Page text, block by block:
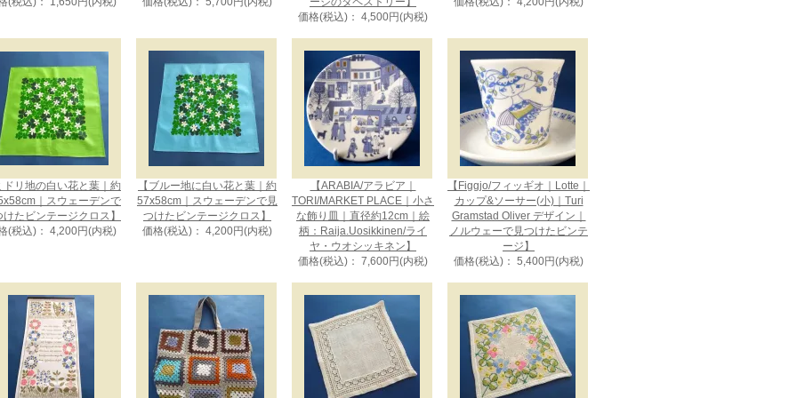
価格(税込)： 4,500円(内税)
ドリ地の白い花と葉｜約
｜スウェーデンで
けたビンテージクロス】
(税込)： 4,200円(内税)
【ブルー地に白い花と葉｜約
57x58cm｜スウェーデンで見
つけたビンテージクロス】
価格(税込)： 4,200円(内税)
【ARABIA/アラビア｜
TORI/MARKET PLACE｜小さ
な飾り皿｜直径約12cm｜絵
柄：Raija.Uosikkinen/ライ
ヤ・ウオシッキネン】
価格(税込)： 7,600円(内税)
【Figgjo/フィッギオ｜Lotte｜
カップ&ソーサー(小)｜Turi
Gramstad Oliver デザイン｜
ノルウェーで見つけたビンテ
ージ】
価格(税込)： 5,400円(内税)